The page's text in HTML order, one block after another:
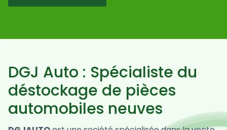
DGJ Auto : Spécialiste du
déstockage de pièces
automobiles neuves